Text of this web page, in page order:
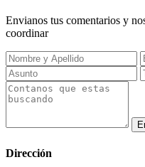
Envianos tus comentarios y
coordinar
Dirección